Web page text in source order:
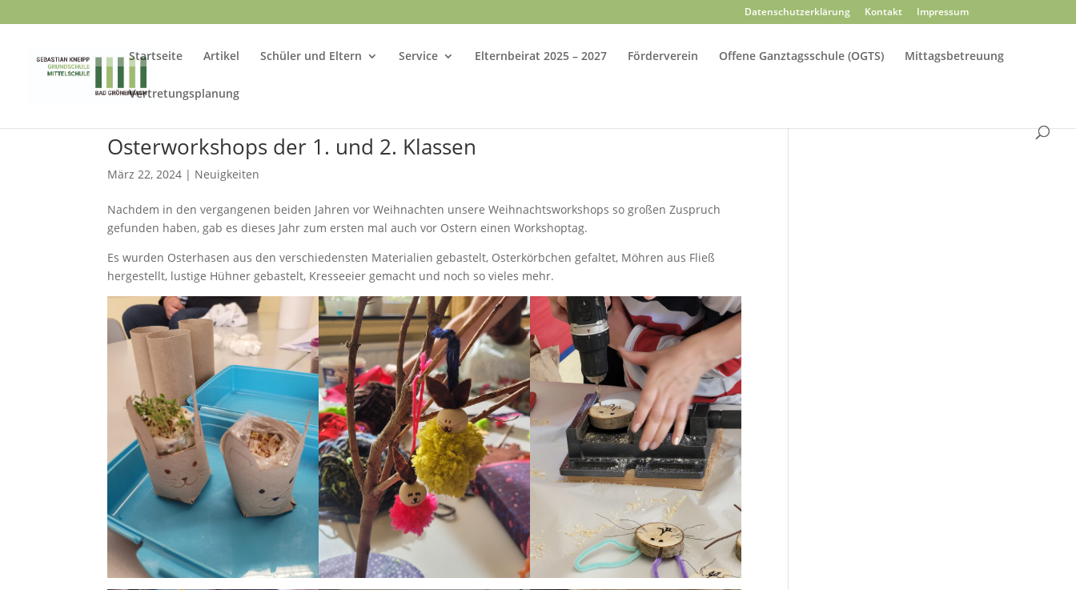
Datenschutzerklärung Kontakt Impressum
Startseite Artikel Schüler und Eltern Service Elternbeirat 2025 – 2027 Förderverein Offene Ganztagsschule (OGTS) Mittagsbetreuung
Vertretungsplanung
Osterworkshops der 1. und 2. Klassen
März 22, 2024 | Neuigkeiten
Nachdem in den vergangenen beiden Jahren vor Weihnachten unsere Weihnachtsworkshops so großen Zuspruch
gefunden haben, gab es dieses Jahr zum ersten mal auch vor Ostern einen Workshoptag.
Es wurden Osterhasen aus den verschiedensten Materialien gebastelt, Osterkörbchen gefaltet, Möhren aus Fließ
hergestellt, lustige Hühner gebastelt, Kresseeier gemacht und noch so vieles mehr.